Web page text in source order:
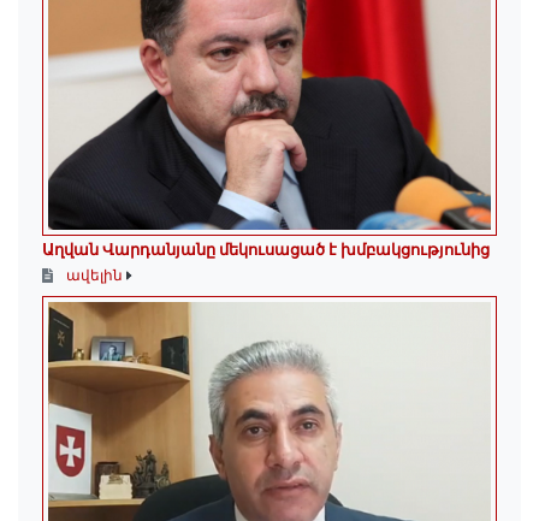
Աղվան Վարդանյանը մեկուսացած է խմբակցությունից
ավելին